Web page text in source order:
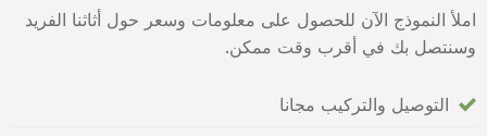
املأ النموذج الآن للحصول على معلومات وسعر حول أثاثنا الفريد
وسنتصل بك في أقرب وقت ممكن.
التوصيل والتركيب مجانا